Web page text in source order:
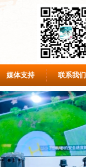
媒体支持 联系我们